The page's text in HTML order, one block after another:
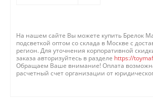
На нашем сайте Вы можете купить Брелок
подсветкой оптом со склада в Москве с
регион. Для уточнения корпоративной
заказа авторизуйтесь в разделе https://
Обращаем Ваше внимание! Оплата
расчетный счет организации от